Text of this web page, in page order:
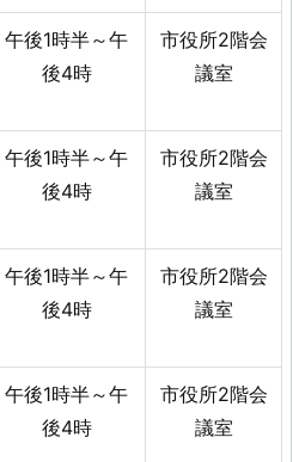
午後1時半～午
後4時
市役所2階会
議室
午後1時半～午
後4時
市役所2階会
議室
午後1時半～午
後4時
市役所2階会
議室
午後1時半～午
後4時
市役所2階会
議室